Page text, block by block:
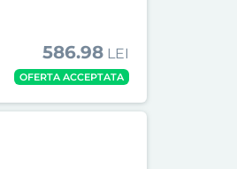
586.98 LEI
OFERTA ACCEPTATA